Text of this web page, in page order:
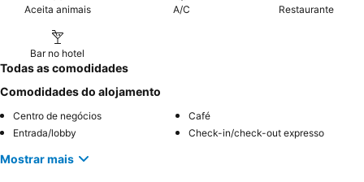
Aceita animais A/C Restaurante
Bar no hotel
Todas as comodidades
Comodidades do alojamento
Centro de negócios
Café
Entrada/lobby
Check-in/check-out expresso
Mostrar mais